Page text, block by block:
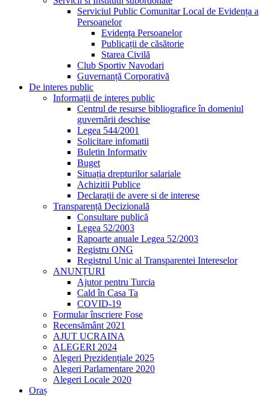
Serviciul Public Comunitar Local de Evidența a
Persoanelor
Evidența Persoanelor
Publicații de căsătorie
Starea Civilă
Club Sportiv Navodari
Guvernanță Corporativă
De interes public
Informații de interes public
Centrul de resurse bibliografice în domeniul
guvernării deschise
Legea 544/2001
Solicitare infomatii
Buletin Informativ
Buget
Situația drepturilor salariale
Achizitii Publice
Declarații de avere si de interese
Transparență Decizională
Consultare publică
Legea 52/2003
Rapoarte anuale Legea 52/2003
Registru ONG
Registrul Unic al Transparentei Intereselor
ANUNȚURI
Ajutor pentru Turcia
Cald în Casa Ta
COVID-19
Formular înscriere Fose
Recensământ 2021
AJUT UCRAINA
ALEGERI 2024
Alegeri Prezidențiale 2025
Alegeri Parlamentare 2020
Alegeri Locale 2020
Oraș